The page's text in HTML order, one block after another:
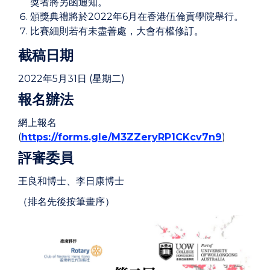
頒獎典禮將於2022年6月在香港伍倫貢學院舉行。
比賽細則若有未盡善處，大會有權修訂。
截稿日期
2022年5月31日 (星期二)
報名辦法
網上報名
(https://forms.gle/M3ZZeryRP1CKcv7n9)
評審委員
王良和博士、李日康博士
（排名先後按筆畫序）